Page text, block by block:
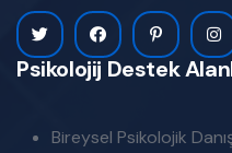
Psikolojij Destek
Bireysel Psikolojik